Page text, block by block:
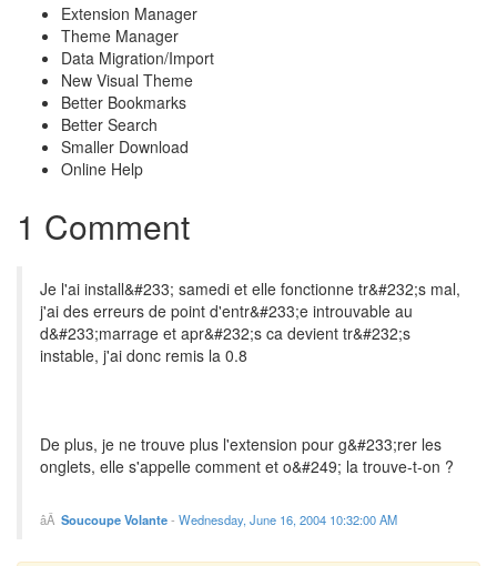
Extension Manager
Theme Manager
Data Migration/Import
New Visual Theme
Better Bookmarks
Better Search
Smaller Download
Online Help
1 Comment
Je l'ai install&#233; samedi et elle fonctionne tr&#232;s mal,
j'ai des erreurs de point d'entr&#233;e introuvable au
d&#233;marrage et apr&#232;s ca devient tr&#232;s
instable, j'ai donc remis la 0.8
De plus, je ne trouve plus l'extension pour g&#233;rer les
onglets, elle s'appelle comment et o&#249; la trouve-t-on ?
Soucoupe Volante- Wednesday, June 16, 2004 10:32:00 AM